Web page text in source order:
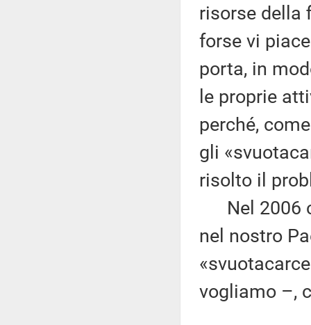
risorse della
forse vi
porta, in
le proprie
perché,
gli
risolto il
Nel 2006
nel nostro
vogliamo –,